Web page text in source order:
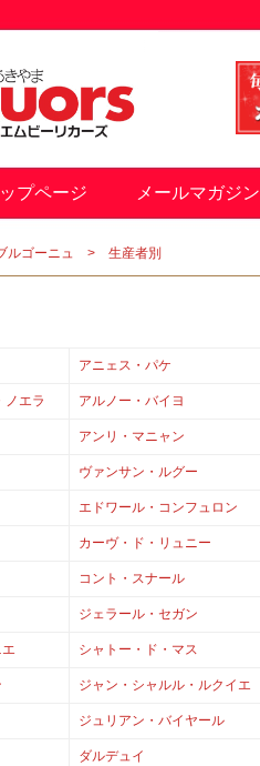
ップページ メールマガジン
ルゴーニュ 生産者別
アニェス・パケ
ノエラ アルノー・バイヨ
アンリ・マニャン
ヴァンサン・ルグー
エドワール・コンフュロン
カーヴ・ド・リュニー
コント・スナール
ジェラール・セガン
シャトー・ド・マス
ジャン・シャルル・ルクイエ
ジュリアン・バイヤール
ダルデュイ